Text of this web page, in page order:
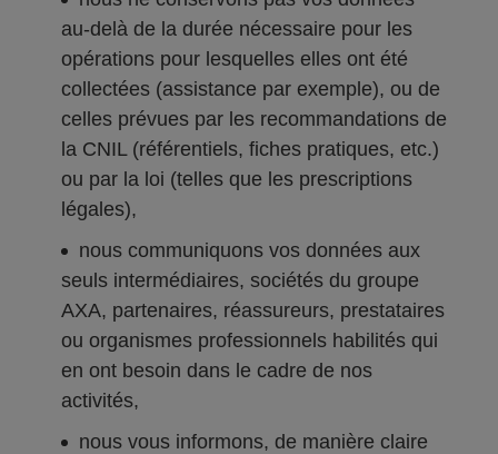
au-delà de la durée nécessaire pour les
opérations pour lesquelles elles ont été
collectées (assistance par exemple), ou de
celles prévues par les recommandations de
la CNIL (référentiels, fiches pratiques, etc.)
ou par la loi (telles que les prescriptions
légales),
nous communiquons vos données aux
seuls intermédiaires, sociétés du groupe
AXA, partenaires, réassureurs, prestataires
ou organismes professionnels habilités qui
en ont besoin dans le cadre de nos
activités,
nous vous informons, de manière claire